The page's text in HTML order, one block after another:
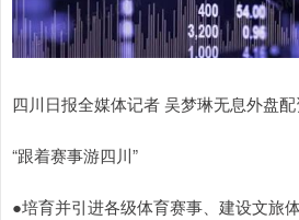
四川日报全媒体记者 吴梦琳无息外盘配
“跟着赛事游四川”
●培育并引进各级体育赛事、建设文旅